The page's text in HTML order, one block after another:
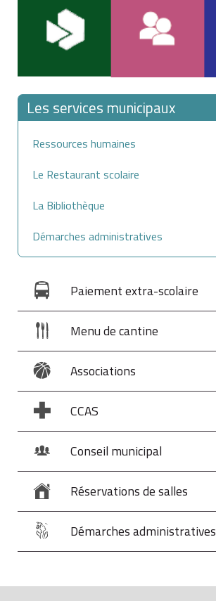
Les services municipaux
Ressources humaines
Le Restaurant scolaire
La Bibliothèque
Démarches administratives
Paiement extra-scolaire
Menu de cantine
Associations
CCAS
Conseil municipal
Réservations de salles
Démarches administratives